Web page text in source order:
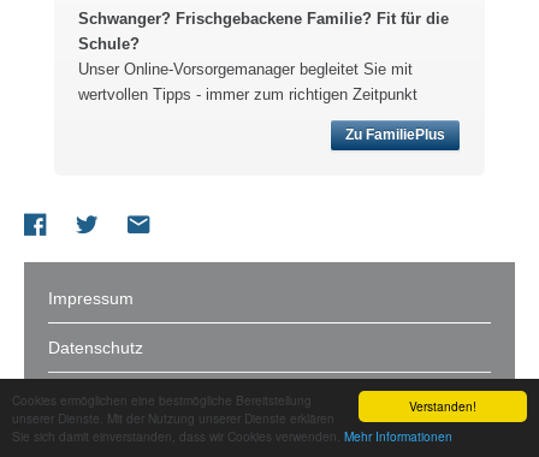
Verstanden!
Cookies ermöglichen eine bestmögliche Bereitstellung
unserer Dienste. Mit der Nutzung unserer Dienste erklären
Sie sich damit einverstanden, dass wir Cookies verwenden. Mehr Informationen
Schwanger? Frischgebackene Familie? Fit für die
Schule?
Unser Online-Vorsorgemanager begleitet Sie mit
wertvollen Tipps - immer zum richtigen Zeitpunkt
Zu FamiliePlus
Impressum
Datenschutz
Copyright (c) 2026 zone35 GmbH & CO KG. Alle Rechte
vorbehalten.